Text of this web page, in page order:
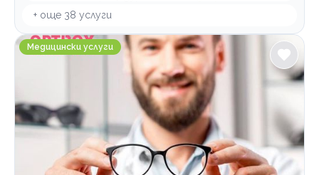
+ още 38 услуги
OptiBox Красна поляна
Медицински услуги